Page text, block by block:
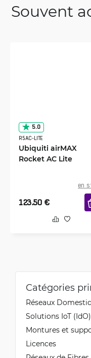
Souvent
5.0
R5AC-LITE
Ubiquiti airMAX
Rocket AC Lite
en
123.50 €
Catégories
Réseaux
Solutions IoT (IdO)
Montures et
Licences